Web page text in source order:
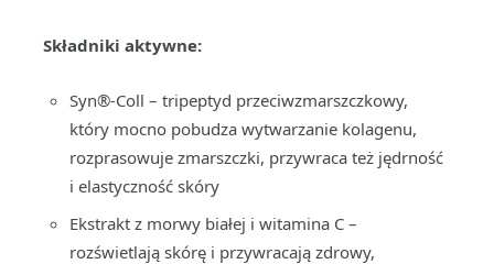
Składniki aktywne:
Syn®-Coll – tripeptyd przeciwzmarszczkowy,
który mocno pobudza wytwarzanie kolagenu,
rozprasowuje zmarszczki, przywraca też jędrność
i elastyczność skóry
Ekstrakt z morwy białej i witamina C –
rozświetlają skórę i przywracają zdrowy,